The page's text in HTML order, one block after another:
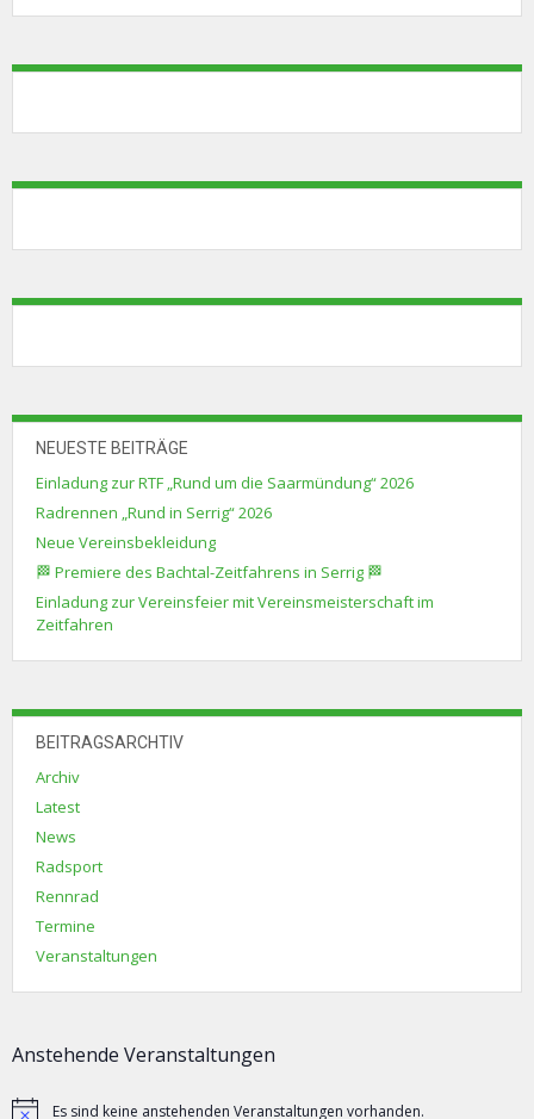
NEUESTE BEITRÄGE
Einladung zur RTF „Rund um die Saarmündung“ 2026
Radrennen „Rund in Serrig“ 2026
Neue Vereinsbekleidung
🏁 Premiere des Bachtal-Zeitfahrens in Serrig 🏁
Einladung zur Vereinsfeier mit Vereinsmeisterschaft im
Zeitfahren
BEITRAGSARCHTIV
Archiv
Latest
News
Radsport
Rennrad
Termine
Veranstaltungen
Anstehende Veranstaltungen
Es sind keine anstehenden Veranstaltungen vorhanden.